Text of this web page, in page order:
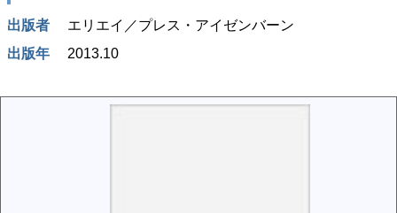
出版者
エリエイ／プレス・アイゼンバーン
出版年
2013.10